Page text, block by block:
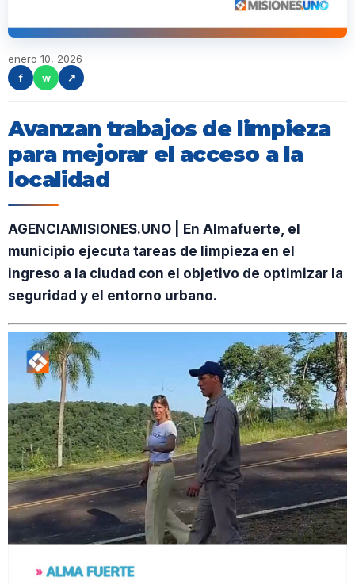
enero 10, 2026
f
w ↗
Avanzan trabajos de limpieza
para mejorar el acceso a la
localidad
AGENCIAMISIONES.UNO | En Almafuerte, el
municipio ejecuta tareas de limpieza en el
ingreso a la ciudad con el objetivo de optimizar la
seguridad y el entorno urbano.